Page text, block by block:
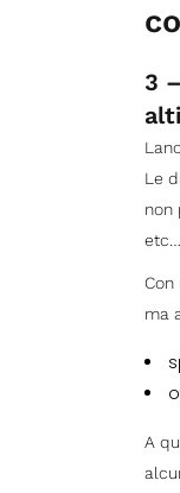
3
Le
non
etc…
ma
A